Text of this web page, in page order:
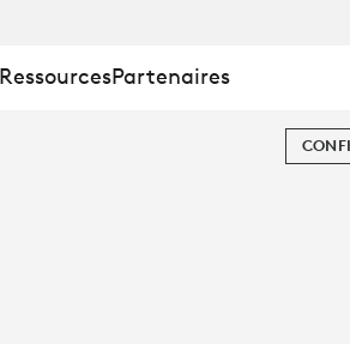
RessourcesPartenaires